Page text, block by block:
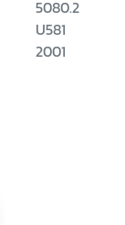
5080.2
U581
2001